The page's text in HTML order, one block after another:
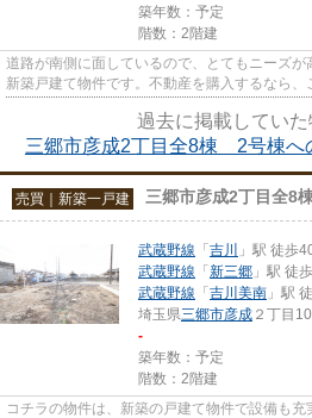
築年数：予定
階数：2階建
道路が南側に面しているので、とてもニーズ
新築戸建て物件です。不動産を購入するなら
過去に掲載していた
三郷市彦成2丁目全8棟 2号棟へ
売買｜新築一戸建 三郷市彦成2丁目全8
武蔵野線 「 吉川
」駅 徒歩
武蔵野線 「 新三郷 」駅 徒
武蔵野線 「 吉川美南 」駅
埼玉県三郷市彦成 ２丁目
-
築年数：予定
階数：2階建
コチラの物件は、新築の戸建て物件で設備も